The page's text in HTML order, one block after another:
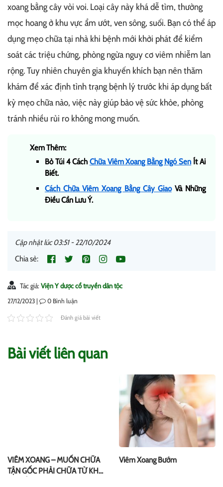
xoang bằng cây vòi voi. Loại cây này khá dễ tìm, thường
mọc hoang ở khu vực ẩm ướt, ven sông, suối. Bạn có thể áp
dụng mẹo chữa tại nhà khi bệnh mới khởi phát để kiểm
soát các triệu chứng, phòng ngừa nguy cơ viêm nhiễm lan
rộng. Tuy nhiên chuyên gia khuyến khích bạn nên thăm
khám để xác định tình trạng bệnh lý trước khi áp dụng bất
kỳ mẹo chữa nào, việc này giúp bảo vệ sức khỏe, phòng
tránh nhiều rủi ro không mong muốn.
Xem Thêm:
Bỏ Túi 4 Cách Chữa Viêm Xoang Bằng Ngó Sen Ít Ai
Biết.
Cách Chữa Viêm Xoang Bằng Cây GiaoVà Những
Điều Cần Lưu Ý.
Cập nhật lúc 03:51 - 22/10/2024
Chia sẻ:
Tác giả: Viện Y dược cổ truyền dân tộc
27/12/2023 | 0 Bình luận
Đánh giá bài viết
Bài viết liên quan
VIÊM XOANG – MUỐN CHỮA
TẬN GỐC PHẢI CHỮA TỪ KHÍ
Viêm Xoang Bướm